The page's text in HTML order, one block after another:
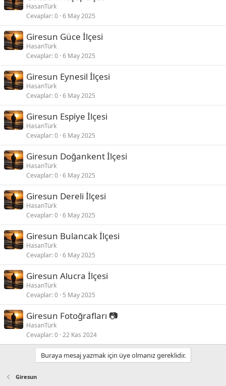
HasanTürk
Cevaplar 0 6 May 2025
Giresun Güce İlçesi
HasanTürk
Cevaplar 0 6 May 2025
Giresun Eynesil İlçesi
HasanTürk
Cevaplar 0 6 May 2025
Giresun Espiye İlçesi
HasanTürk
Cevaplar 0 6 May 2025
Giresun Doğankent İlçesi
HasanTürk
Cevaplar 0 6 May 2025
Giresun Dereli İlçesi
HasanTürk
Cevaplar 0 6 May 2025
Giresun Bulancak İlçesi
HasanTürk
Cevaplar 0 6 May 2025
Giresun Alucra İlçesi
HasanTürk
Cevaplar 0 5 May 2025
Giresun Fotoğrafları 📷
HasanTürk
Cevaplar 0 22 Kas 2024
Buraya mesaj yazmak için üye olmanız gereklidir.
Giresun